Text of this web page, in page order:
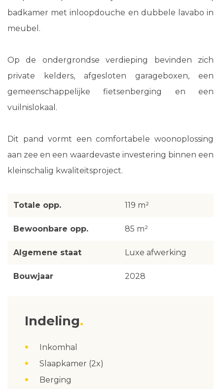
badkamer met inloopdouche en dubbele lavabo in
meubel.
Op de ondergrondse verdieping bevinden zich
private kelders, afgesloten garageboxen, een
gemeenschappelijke fietsenberging en een
vuilnislokaal.
Dit pand vormt een comfortabele woonoplossing
aan zee en een waardevaste investering binnen een
kleinschalig kwaliteitsproject.
Totale opp. 119 m²
Bewoonbare opp. 85 m²
Algemene staat Luxe afwerking
Bouwjaar 2028
Indeling
Inkomhal
Slaapkamer (2x)
Berging